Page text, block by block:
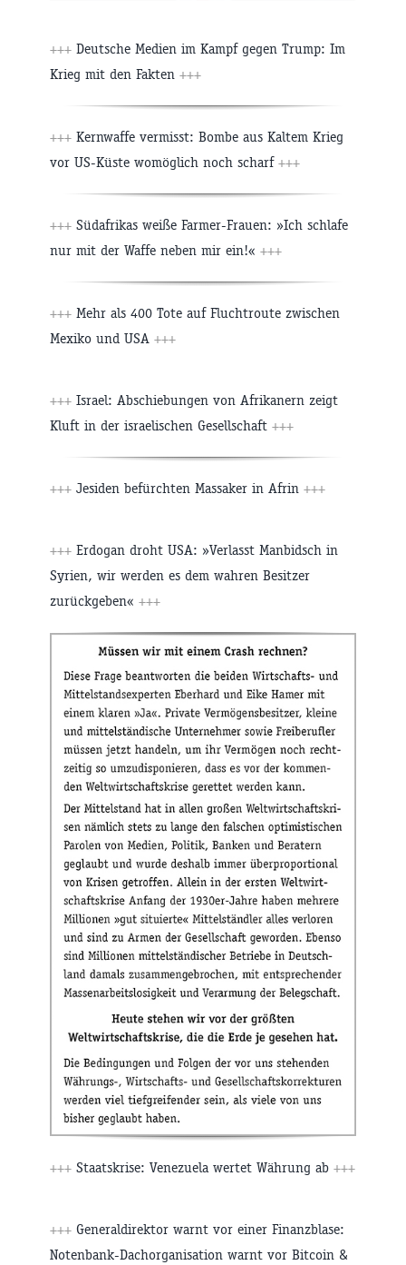
+++ Deutsche Medien im Kampf gegen Trump: Im
Krieg mit den Fakten +++
+++ Kernwaffe vermisst: Bombe aus Kaltem Krieg
vor US-Küste womöglich noch scharf +++
+++ Südafrikas weiße Farmer-Frauen: »Ich schlafe
nur mit der Waffe neben mir ein!« +++
+++ Mehr als 400 Tote auf Fluchtroute zwischen
Mexiko und USA +++
+++ Israel: Abschiebungen von Afrikanern zeigt
Kluft in der israelischen Gesellschaft +++
+++ Jesiden befürchten Massaker in Afrin +++
+++ Erdogan droht USA: »Verlasst Manbidsch in
Syrien, wir werden es dem wahren Besitzer
zurückgeben« +++
+++ Staatskrise: Venezuela wertet Währung ab +++
+++ Generaldirektor warnt vor einer Finanzblase:
Notenbank-Dachorganisation warnt vor Bitcoin &